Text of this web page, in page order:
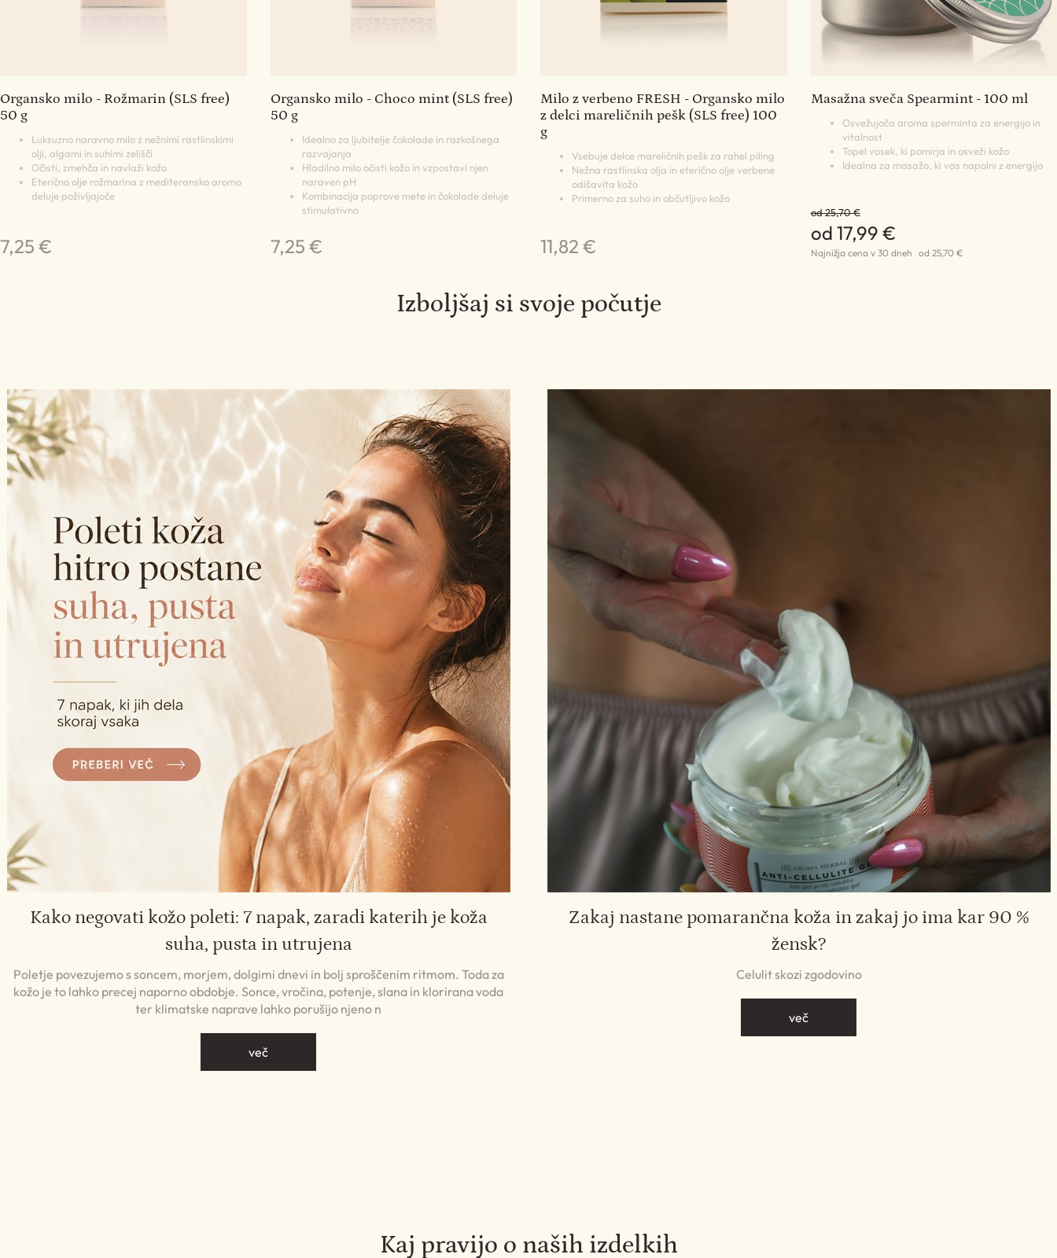
Organsko milo - Rožmarin (SLS free)
50 g
Luksuzno naravno milo z nežnimi rastlinskimi
olji, algami in suhimi zelišči
Očisti, zmehča in navlaži kožo
Eterično olje rožmarina z mediteransko aromo
deluje poživljajoče
7,25 €
Organsko milo - Choco mint (SLS free)
50 g
Idealno za ljubitelje čokolade in razkošnega
razvajanja
Hladilno milo očisti kožo in vzpostavi njen
naraven pH
Kombinacija poprove mete in čokolade deluje
stimulativno
7,25 €
Milo z verbeno FRESH - Organsko milo
z delci mareličnih pešk (SLS free) 100
g
Vsebuje delce mareličnih pešk za rahel piling
Nežna rastlinska olja in eterično olje verbene
odišavita kožo
Primerno za suho in občutljivo kožo
11,82 €
Masažna sveča Spearmint - 100 ml
Osvežujoča aroma sperminta za energijo in
vitalnost
Topel vosek, ki pomirja in osveži kožo
Idealna za masažo, ki vas napolni z energijo
od 25,70 €
od 17,99 €
Najnižja cena v 30 dneh od 25,70 €
Izboljšaj si svoje počutje
Kako negovati kožo poleti: 7 napak, zaradi katerih je koža
suha, pusta in utrujena
Poletje povezujemo s soncem, morjem, dolgimi dnevi in bolj sproščenim ritmom. Toda za
kožo je to lahko precej naporno obdobje. Sonce, vročina, potenje, slana in klorirana voda
ter klimatske naprave lahko porušijo njeno n
več
Zakaj nastane pomarančna koža in zakaj jo ima kar 90 %
žensk?
Celulit skozi zgodovino
več
Kaj pravijo o naših izdelkih